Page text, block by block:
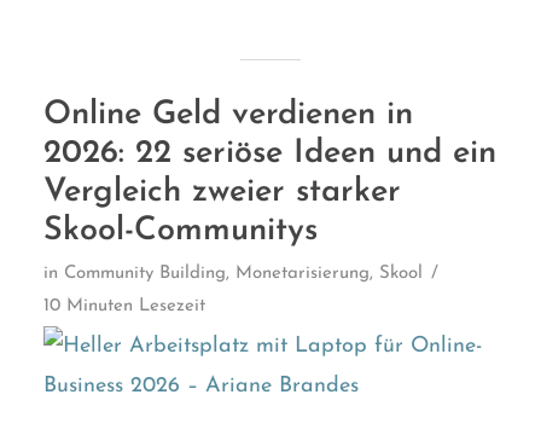
Online Geld verdienen in
2026: 22 seriöse Ideen und ein
Vergleich zweier starker
Skool-Communitys
in Community Building, Monetarisierung, Skool
10 Minuten Lesezeit